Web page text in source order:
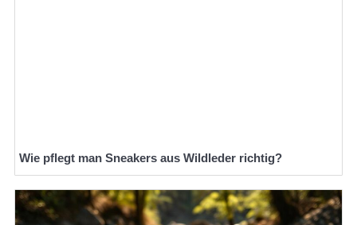
Wie pflegt man Sneakers aus Wildleder richtig?